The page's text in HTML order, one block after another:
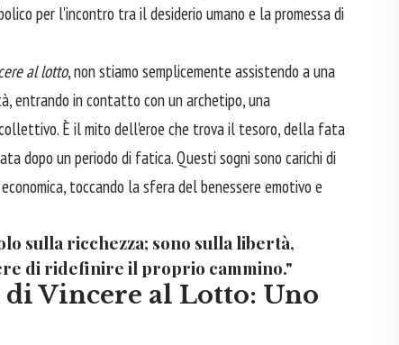
per l'incontro tra il desiderio umano e la promessa di
al lotto, non stiamo semplicemente assistendo a una
entrando in contatto con un archetipo, una
È il mito dell'eroe che trova il tesoro, della fata
dopo un periodo di fatica. Questi sogni sono carichi di
toccando la sfera del benessere emotivo e
sulla ricchezza; sono sulla libertà,
di ridefinire il proprio cammino."
di Vincere al Lotto: Uno